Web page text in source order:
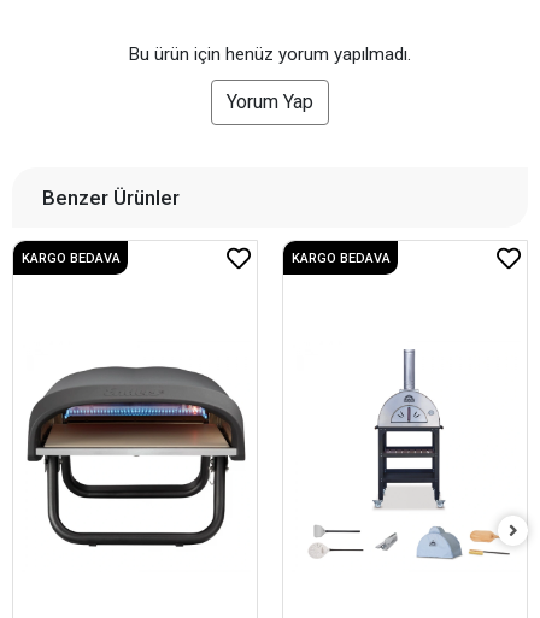
Bu ürün için henüz yorum yapılmadı.
Yorum Yap
Benzer Ürünler
KARGO BEDAVA KARGO BEDAVA